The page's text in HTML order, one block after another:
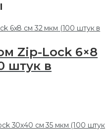
Zip-Lock 6×8
штук в